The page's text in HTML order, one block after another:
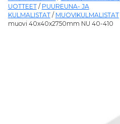
UOTTEET/ PUUREUNA- JA
KULMALISTAT/ MUOVIKULMALISTAT
muovi 40x40x2750mm NU 40-410